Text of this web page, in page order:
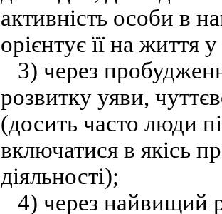
активність особи в
орієнтує її на життя
3) через
розвитку уяви,
(досить часто люди
включатися в якісь
діяльності);
4) через найвищий